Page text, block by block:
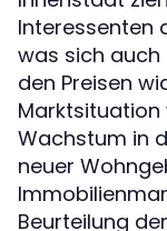
Interessenten
was sich
den Preisen
Wachstum in
neuer
Beurteilung